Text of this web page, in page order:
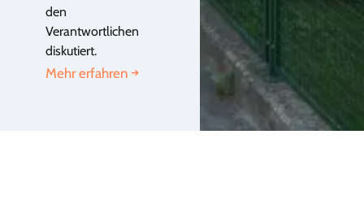
den
Verantwortlichen
diskutiert.
Mehr erfahren